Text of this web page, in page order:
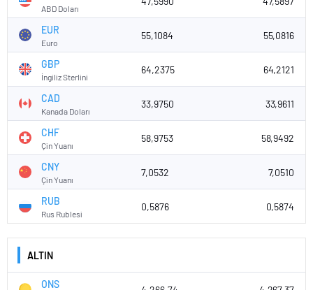
ABD Doları
EUR
Euro
55,1084 55,0816
GBP
İngiliz Sterlini
64,2375 64,2121
CAD
Kanada Doları
33,9750 33,9611
CHF
Çin Yuanı
58,9753 58,9492
CNY
Çin Yuanı
7,0532 7,0510
RUB
Rus Rublesi
0,5876 0,5874
ALTIN
ONS